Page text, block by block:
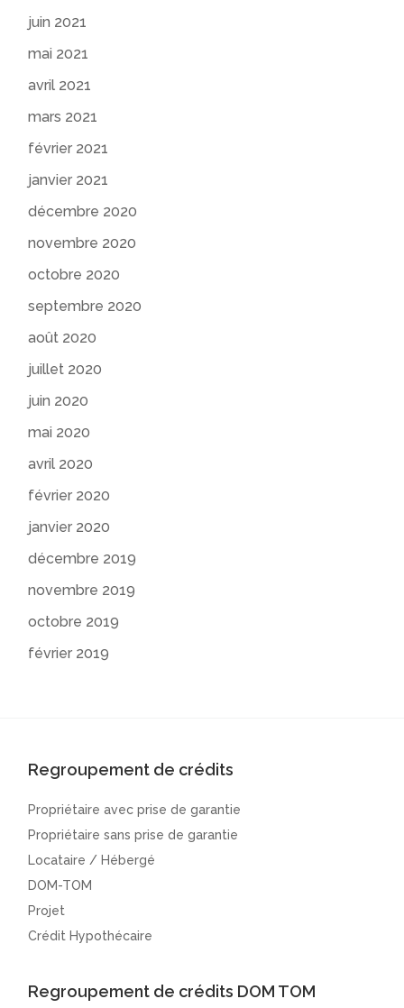
juin 2021
mai 2021
avril 2021
mars 2021
février 2021
janvier 2021
décembre 2020
novembre 2020
octobre 2020
septembre 2020
août 2020
juillet 2020
juin 2020
mai 2020
avril 2020
février 2020
janvier 2020
décembre 2019
novembre 2019
octobre 2019
février 2019
Regroupement de crédits
Propriétaire avec prise de garantie
Propriétaire sans prise de garantie
Locataire / Hébergé
DOM-TOM
Projet
Crédit Hypothécaire
Regroupement de crédits DOM TOM